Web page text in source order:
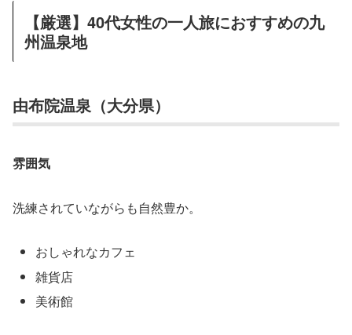
【厳選】40代女性の一人旅におすすめの九
州温泉地
由布院温泉（大分県）
雰囲気
洗練されていながらも自然豊か。
おしゃれなカフェ
雑貨店
美術館